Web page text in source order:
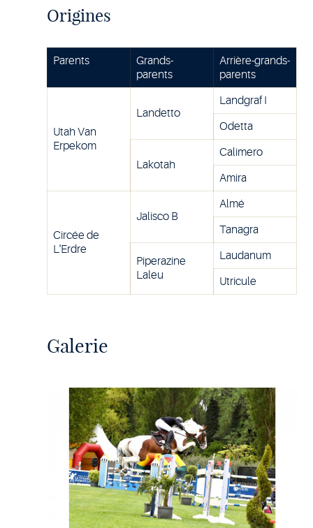
Origines
Parents
Grands-
parents
Arrière-grands-
parents
Utah Van
Erpekom
Landetto
Landgraf I
Odetta
Lakotah
Calimero
Amira
Circée de
L'Erdre
Jalisco B
Almé
Tanagra
Piperazine
Laleu
Laudanum
Utricule
Galerie